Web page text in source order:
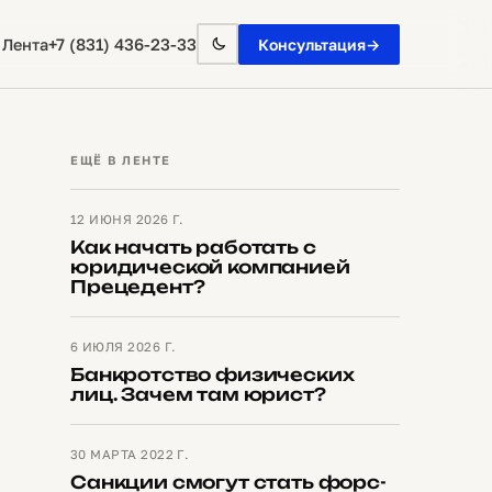
+7 (831) 436-23-33 Консультация→
ЕЩЁ В ЛЕНТЕ
12 ИЮНЯ 2026 Г.
Как начать работать с
юридической компанией
Прецедент?
6 ИЮЛЯ 2026 Г.
Банкротство физических
лиц. Зачем там юрист?
30 МАРТА 2022 Г.
Санкции смогут стать форс-